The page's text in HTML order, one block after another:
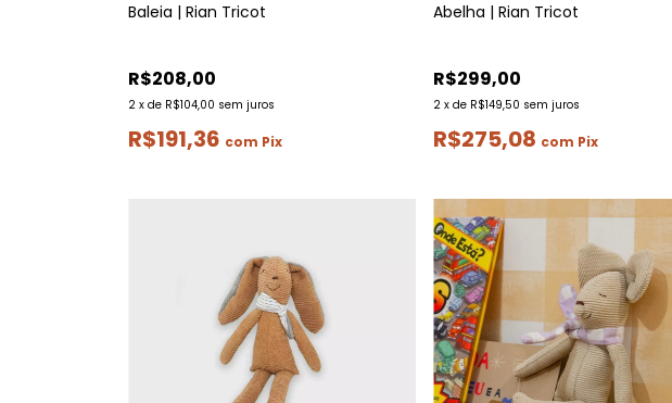
Baleia | Rian Tricot
R$208,00
2 x de R$104,00 sem juros
R$191,36 com Pix
Abelha | Rian Tricot
R$299,00
2 x de R$149,50 sem juros
R$275,08 com Pix